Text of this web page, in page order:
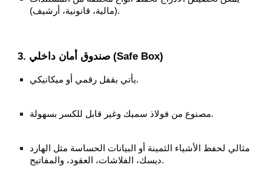
(مالية، قانونية، أرشيف).
3. صندوق أمان داخلي (Safe Box)
يأتي بقفل رقمي أو ميكانيكي.
مصنوع من فولاذ سميك وغير قابل للكسر بسهولة.
مثالي لحفظ الأشياء الثمينة أو البيانات الحساسة مثل الهارد
ديسك، الفلاشات، العقود، والمفاتيح.